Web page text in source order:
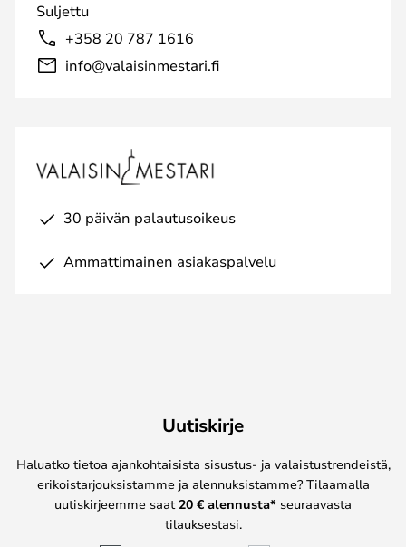
Suljettu
+358 20 787 1616
info@valaisinmestari.fi
30 päivän palautusoikeus
Ammattimainen asiakaspalvelu
Uutiskirje
Haluatko tietoa ajankohtaisista sisustus- ja valaistustrendeistä,
erikoistarjouksistamme ja alennuksistamme? Tilaamalla
uutiskirjeemme saat 20 € alennusta* seuraavasta
tilauksestasi.